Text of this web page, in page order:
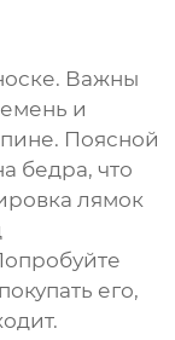
Важны
и
Поясной
бедра, что
лямок
его,